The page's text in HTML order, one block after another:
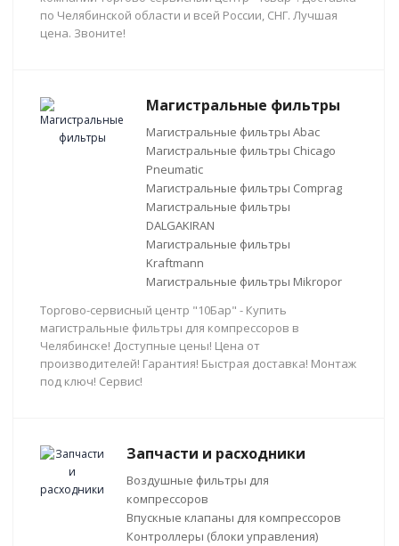
по Челябинской области и всей России, СНГ. Лучшая
цена. Звоните!
Магистральные фильтры
Магистральные фильтры Abac
Магистральные фильтры Chicago
Pneumatic
Магистральные фильтры Comprag
Магистральные фильтры
DALGAKIRAN
Магистральные фильтры
Kraftmann
Магистральные фильтры Mikropor
Торгово-сервисный центр "10Бар" - Купить
магистральные фильтры для компрессоров в
Челябинске! Доступные цены! Цена от
производителей! Гарантия! Быстрая доставка! Монтаж
под ключ! Сервис!
Запчасти и расходники
Воздушные фильтры для
компрессоров
Впускные клапаны для компрессоров
Контроллеры (блоки управления)